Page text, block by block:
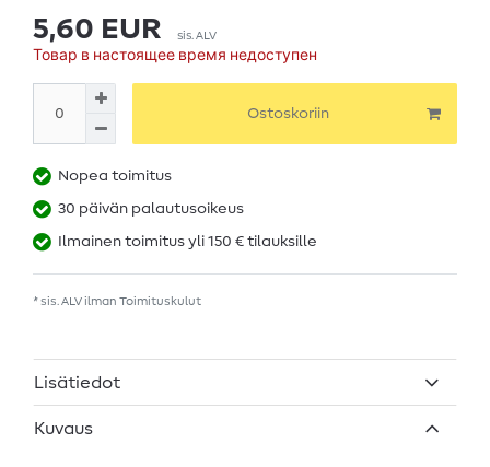
5,60 EUR sis. ALV
Товар в настоящее время недоступен
Ostoskoriin
Nopea toimitus
30 päivän palautusoikeus
Ilmainen toimitus yli 150 € tilauksille
* sis. ALV ilman Toimituskulut
Lisätiedot
Kuvaus